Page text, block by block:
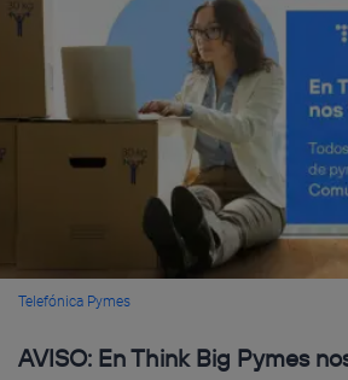
Telefónica Pymes
AVISO: En Think Big Pymes